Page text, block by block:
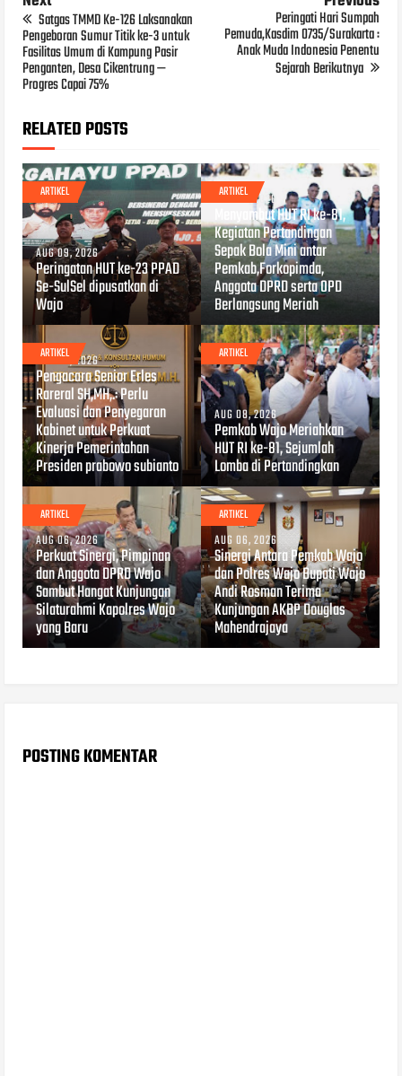
Satgas TMMD Ke-126 Laksanakan
Pengeboran Sumur Titik ke-3 untuk
Fasilitas Umum di Kampung Pasir
Penganten, Desa Cikentrung —
Progres Capai 75%
Peringati Hari Sumpah
Pemuda,Kasdim 0735/Surakarta :
Anak Muda Indonesia Penentu
Sejarah Berikutnya
RELATED POSTS
ARTIKEL
AUG 09, 2026
Peringatan HUT ke-23 PPAD
Se-SulSel dipusatkan di
Wajo
ARTIKEL
AUG 09, 2026
Menyambut HUT RI ke-81,
Kegiatan Pertandingan
Sepak Bola Mini antar
Pemkab,Forkopimda,
Anggota DPRD serta OPD
Berlangsung Meriah
ARTIKEL
AUG 08, 2026
Pengacara Senior Erles
Rareral SH,MH,.: Perlu
Evaluasi dan Penyegaran
Kabinet untuk Perkuat
Kinerja Pemerintahan
Presiden prabowo subianto
ARTIKEL
AUG 08, 2026
Pemkab Wajo Meriahkan
HUT RI ke-81, Sejumlah
Lomba di Pertandingkan
ARTIKEL
AUG 06, 2026
Perkuat Sinergi, Pimpinan
dan Anggota DPRD Wajo
Sambut Hangat Kunjungan
Silaturahmi Kapolres Wajo
yang Baru
ARTIKEL
AUG 06, 2026
Sinergi Antara Pemkab Wajo
dan Polres Wajo Bupati Wajo
Andi Rosman Terima
Kunjungan AKBP Douglas
Mahendrajaya
POSTING KOMENTAR